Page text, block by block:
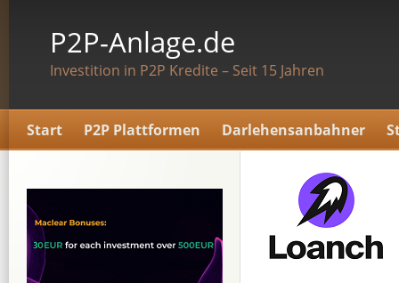
P2P-Anlage.de
Investition in P2P Kredite – Seit 15 Jahren
Start P2P Plattformen Darlehensanbahner